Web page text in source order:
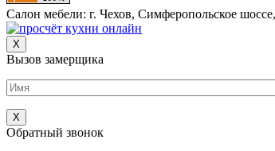
Салон мебели: г. Чехов, Симферопольское
X
Вызов замерщика
X
Обратный звонок